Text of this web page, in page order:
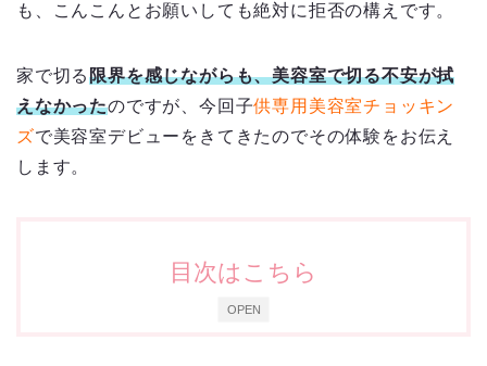
も、こんこんとお願いしても絶対に拒否の構えです。
家で切る限界を感じながらも、美容室で切る不安が拭
えなかったのですが、今回子供専用美容室チョッキン
ズで美容室デビューをきてきたのでその体験をお伝え
します。
OPEN
目次はこちら